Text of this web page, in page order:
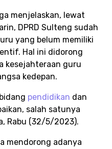
menjelaskan, lewat
DPRD Sulteng sudah
yang belum memiliki
Hal ini didorong
kesejahteraan guru
kedepan.
pendidikan dan
salah satunya
Rabu (32/5/2023).
mendorong adanya